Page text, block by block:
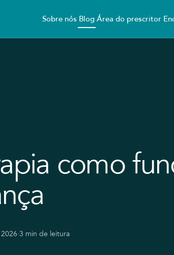
Sobre nós Blog Área do prescritor
como
·3 min de leitura